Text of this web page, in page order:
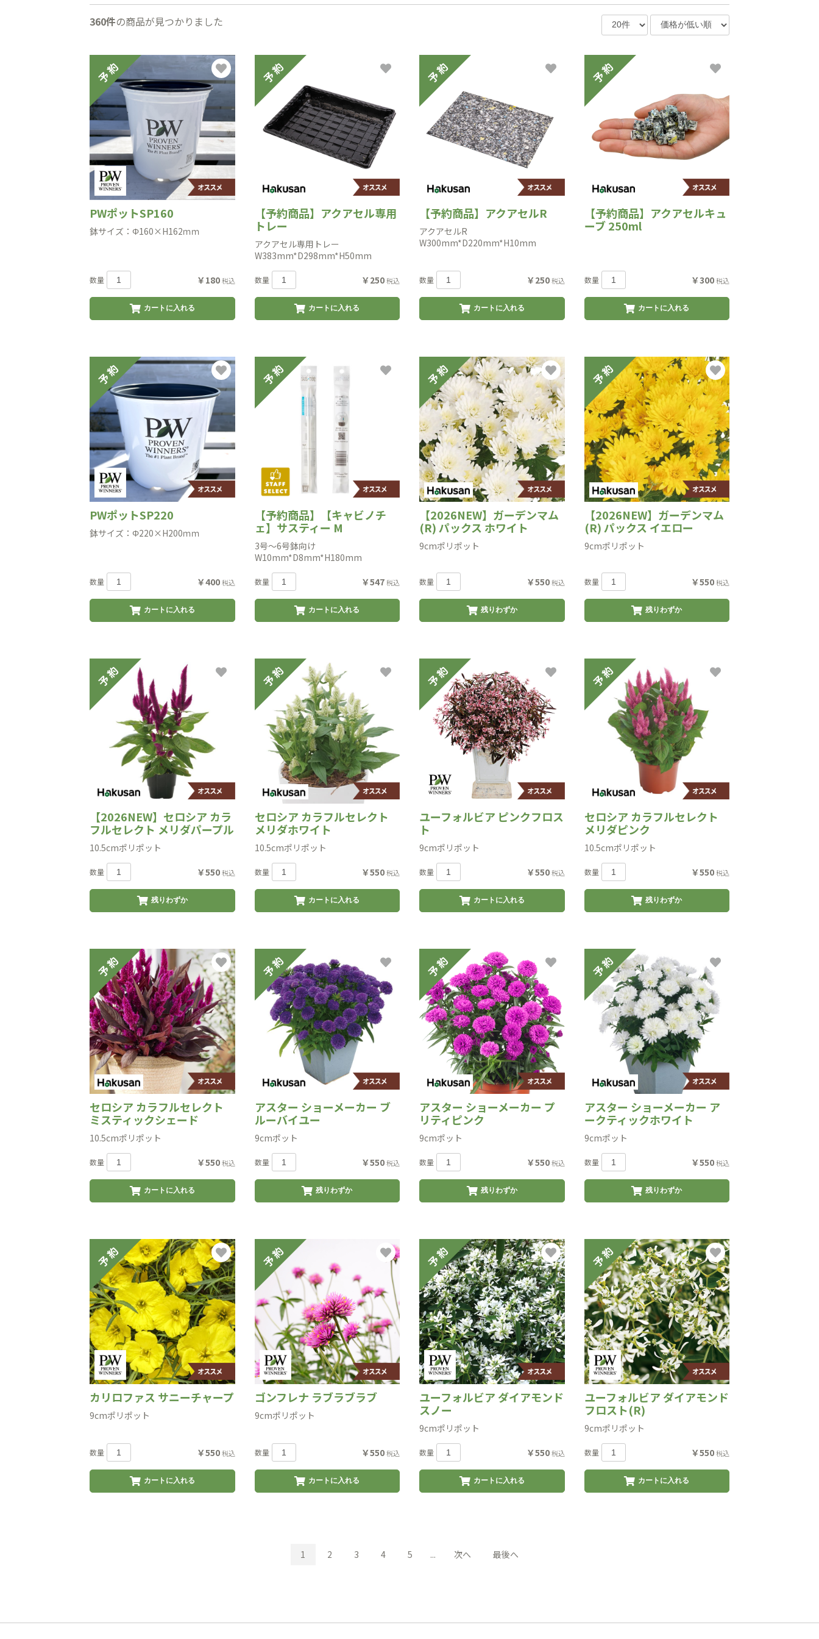
360件の商品が見つかりました
PWポットSP160
鉢サイズ：Φ160×H162ｍｍ
数量 ￥180 税込
カートに入れる
【予約商品】アクアセル専用
トレー
アクアセル専用トレー
W383mm*D298mm*H50mm
数量 ￥250税込
カートに入れる
【予約商品】アクアセルR
アクアセルR
W300mm*D220mm*H10mm
数量 ￥250 税込
カートに入れる
【予約商品】アクアセルキュ
ーブ 250ml
数量 ￥300税込
カートに入れる
PWポットSP220
鉢サイズ：Φ220×H200ｍｍ
数量 ￥400 税込
カートに入れる
【予約商品】【キャビノチ
ェ】サスティー M
3号〜6号鉢向け
W10mm*D8mm*H180mm
数量 ￥547税込
カートに入れる
【2026NEW】ガーデンマム
(R) パックス ホワイト
9cmポリポット
数量 ￥550 税込
残りわずか
【2026NEW】ガーデンマム
(R) パックス イエロー
9cmポリポット
数量 ￥550税込
残りわずか
【2026NEW】セロシア カラ
フルセレクト メリダパープル
10.5cmポリポット
数量 ￥550 税込
残りわずか
セロシア カラフルセレクト
メリダホワイト
10.5cmポリポット
数量 ￥550税込
カートに入れる
ユーフォルビア ピンクフロス
ト
9cmポリポット
数量 ￥550 税込
カートに入れる
セロシア カラフルセレクト
メリダピンク
10.5cmポリポット
数量 ￥550税込
残りわずか
セロシア カラフルセレクト
ミスティックシェード
10.5cmポリポット
数量 ￥550 税込
カートに入れる
アスター ショーメーカー ブ
ルーバイユー
9cmポット
数量 ￥550税込
残りわずか
アスター ショーメーカー プ
リティピンク
9cmポット
数量 ￥550 税込
残りわずか
アスター ショーメーカー ア
ークティックホワイト
9cmポット
数量 ￥550税込
残りわずか
カリロファス サニーチャープ
9cmポリポット
数量 ￥550 税込
カートに入れる
ゴンフレナ ラブラブラブ
9cmポリポット
数量 ￥550税込
カートに入れる
ユーフォルビア ダイアモンド
スノー
9cmポリポット
数量 ￥550 税込
カートに入れる
ユーフォルビア ダイアモンド
フロスト(R)
9cmポリポット
数量 ￥550税込
カートに入れる
1 2 3 4 5 ... 次へ 最後へ